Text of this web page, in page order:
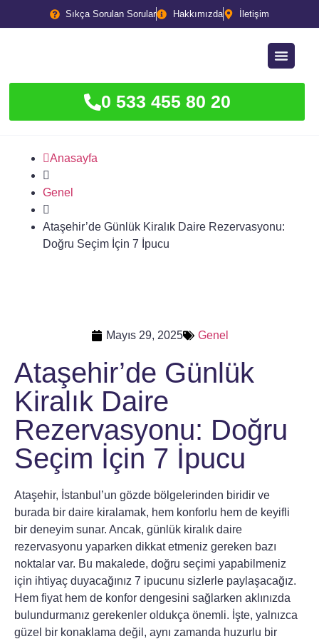
Sıkça Sorulan Sorular Hakkımızda İletişim
0 533 455 80 20
Anasayfa
Genel
Ataşehir’de Günlük Kiralık Daire Rezervasyonu:
Doğru Seçim İçin 7 İpucu
Mayıs 29, 2025 Genel
Ataşehir’de Günlük
Kiralık Daire
Rezervasyonu: Doğru
Seçim İçin 7 İpucu
Ataşehir, İstanbul’un gözde bölgelerinden biridir ve
burada bir daire kiralamak, hem konforlu hem de keyifli
bir deneyim sunar. Ancak, günlük kiralık daire
rezervasyonu yaparken dikkat etmeniz gereken bazı
noktalar var. Bu makalede, doğru seçimi yapabilmeniz
için ihtiyaç duyacağınız 7 ipucunu sizlerle paylaşacağız.
Hem fiyat hem de konfor dengesini sağlarken aklınızda
bulundurmanız gerekenler oldukça önemli. İşte, yalnızca
güzel bir konaklama değil, aynı zamanda huzurlu bir